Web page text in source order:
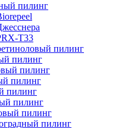
пилинг
T33
пилинг
пилинг
пилинг
пилинг
пилинг
пилинг
пилинг
пилинг